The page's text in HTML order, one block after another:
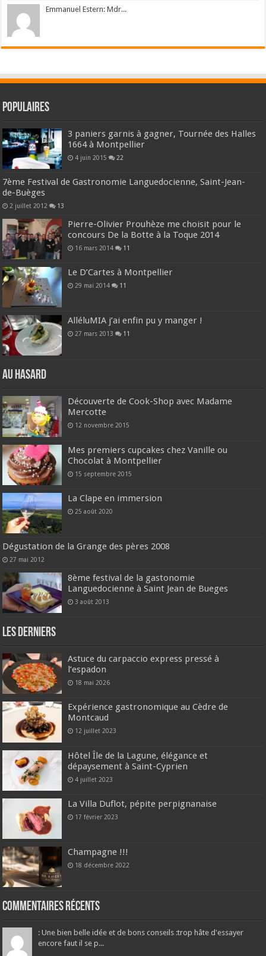
Emmanuel Estern: Mdr...
Populaires
3 paniers garnis à gagner, Tournée des Halles
1664 à Montpellier
4 juin 2015 22
7ème Festival de Gastronomie Languedocienne, Saint-Jean-
de-Buèges
2 juillet 2012 13
Pierre-Olivier Prouhèze me choisit pour le
concours De la Botte à la Toque 2014
16 mars 2014 11
Le D’Cartes à Montpellier
29 mai 2014 11
AlléluMIA j’ai enfin pu y manger !
27 mars 2013 11
Au hasard
Découverte de Cook-Shop avec Madame
Mercotte
12 novembre 2015
Mes premiers cupcakes chez Vanille ou
Chocolat à Montpellier
15 septembre 2015
La Clape en immersion
25 août 2020
Dégustation de la Grange des pères 2008
27 mai 2012
8ème festival de la gastonomie
Languedocienne à Saint Jean de Bueges
3 août 2013
Les derniers
Astuce du carpaccio express pressé à
l’espadon
18 mai 2026
Expérience gastronomique au Cèdre de
Montcaud
12 juillet 2023
Hôtel Île de la Lagune, élégance et
dépaysement à Saint-Cyprien
4 juillet 2023
La Villa Duflot, pépite perpignanaise
17 février 2023
Champagne !!!
18 décembre 2022
Commentaires récents
: Une bien belle idée et de bons conseils :trop hâte d'essayer
encore faut il se p...